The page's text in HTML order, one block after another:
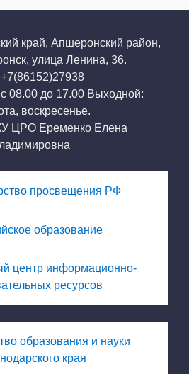
край, Апшеронский район,
улица Ленина, 36.
08.00 до 17.00 Выходной:
воскресенье.
ЦРО Еременко Елена